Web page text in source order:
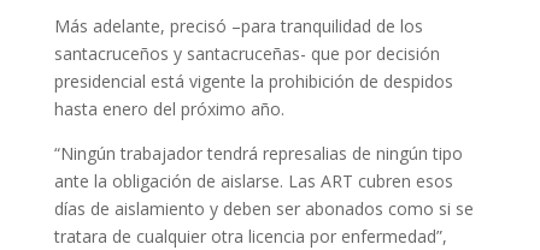
Más adelante, precisó –para tranquilidad de los
santacruceños y santacruceñas- que por decisión
presidencial está vigente la prohibición de despidos
hasta enero del próximo año.
“Ningún trabajador tendrá represalias de ningún tipo
ante la obligación de aislarse. Las ART cubren esos
días de aislamiento y deben ser abonados como si se
tratara de cualquier otra licencia por enfermedad”,